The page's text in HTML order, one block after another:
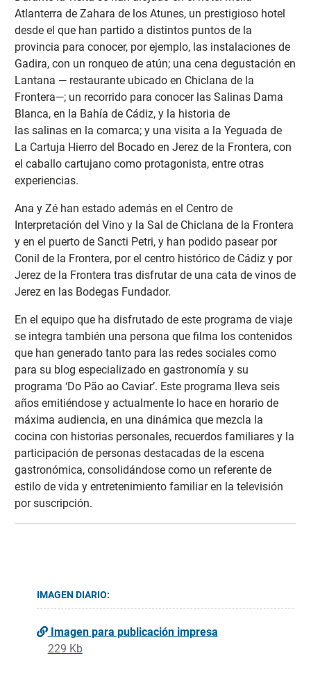
Atlanterra de Zahara de los Atunes, un prestigioso hotel
desde el que han partido a distintos puntos de la
provincia para conocer, por ejemplo, las instalaciones de
Gadira, con un ronqueo de atún; una cena degustación en
Lantana — restaurante ubicado en Chiclana de la
Frontera—; un recorrido para conocer las Salinas Dama
Blanca, en la Bahía de Cádiz, y la historia de
las salinas en la comarca; y una visita a la Yeguada de
La Cartuja Hierro del Bocado en Jerez de la Frontera, con
el caballo cartujano como protagonista, entre otras
experiencias.
Ana y Zé han estado además en el Centro de
Interpretación del Vino y la Sal de Chiclana de la Frontera
y en el puerto de Sancti Petri, y han podido pasear por
Conil de la Frontera, por el centro histórico de Cádiz y por
Jerez de la Frontera tras disfrutar de una cata de vinos de
Jerez en las Bodegas Fundador.
En el equipo que ha disfrutado de este programa de viaje
se integra también una persona que filma los contenidos
que han generado tanto para las redes sociales como
para su blog especializado en gastronomía y su
programa ‘Do Pão ao Caviar’. Este programa lleva seis
años emitiéndose y actualmente lo hace en horario de
máxima audiencia, en una dinámica que mezcla la
cocina con historias personales, recuerdos familiares y la
participación de personas destacadas de la escena
gastronómica, consolidándose como un referente de
estilo de vida y entretenimiento familiar en la televisión
por suscripción.
IMAGEN DIARIO:
Imagen para publicación impresa
229 Kb